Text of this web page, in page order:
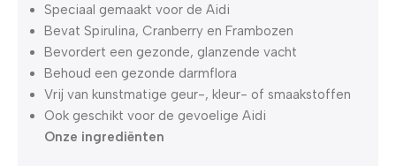
Speciaal gemaakt voor de Aidi
Bevat Spirulina, Cranberry en Frambozen
Bevordert een gezonde, glanzende vacht
Behoud een gezonde darmflora
Vrij van kunstmatige geur-, kleur- of smaakstoffen
Ook geschikt voor de gevoelige Aidi
Onze ingrediënten